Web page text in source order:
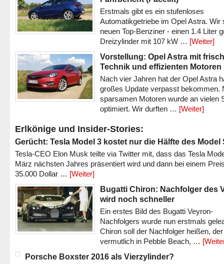
Erstmals gibt es ein stufenloses
Automatikgetriebe im Opel Astra. Wir
neuen Top-Benziner - einen 1.4 Liter
Dreizylinder mit 107 kW … [Weiter]
Vorstellung: Opel Astra mit
Technik und effizienten Motoren
Nach vier Jahren hat der Opel Astra
großes Update verpasst bekommen.
sparsamen Motoren wurde an vielen
optimiert. Wir durften … [Weiter]
Erlkönige und Insider-Stories:
Gerücht: Tesla Model 3 kostet nur die Hälfte des Model
Tesla-CEO Elon Musk teilte via Twitter mit, dass das Tesla
März nächsten Jahres präsentiert wird und dann bei einem
35.000 Dollar … [Weiter]
Bugatti Chiron: Nachfolger des
wird noch schneller
Ein erstes Bild des Bugatti Veyron-
Nachfolgers wurde nun erstmals
Chiron soll der Nachfolger heißen, der
vermutlich in Pebble Beach, …
Porsche Boxster 2016 als Vierzylinder?